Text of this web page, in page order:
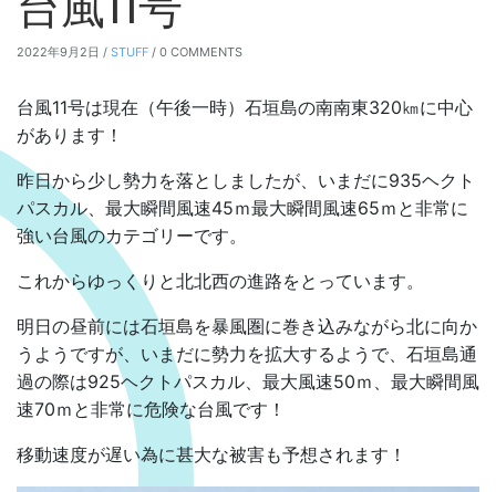
2022年9月2日 / STUFF / 0 COMMENTS
台風11号は現在（午後一時）石垣島の南南東320㎞に中心
があります！
昨日から少し勢力を落としましたが、いまだに935ヘクト
パスカル、最大瞬間風速45ｍ最大瞬間風速65ｍと非常に
強い台風のカテゴリーです。
これからゆっくりと北北西の進路をとっています。
明日の昼前には石垣島を暴風圏に巻き込みながら北に向か
うようですが、いまだに勢力を拡大するようで、石垣島通
過の際は925ヘクトパスカル、最大風速50ｍ、最大瞬間風
速70ｍと非常に危険な台風です！
移動速度が遅い為に甚大な被害も予想されます！